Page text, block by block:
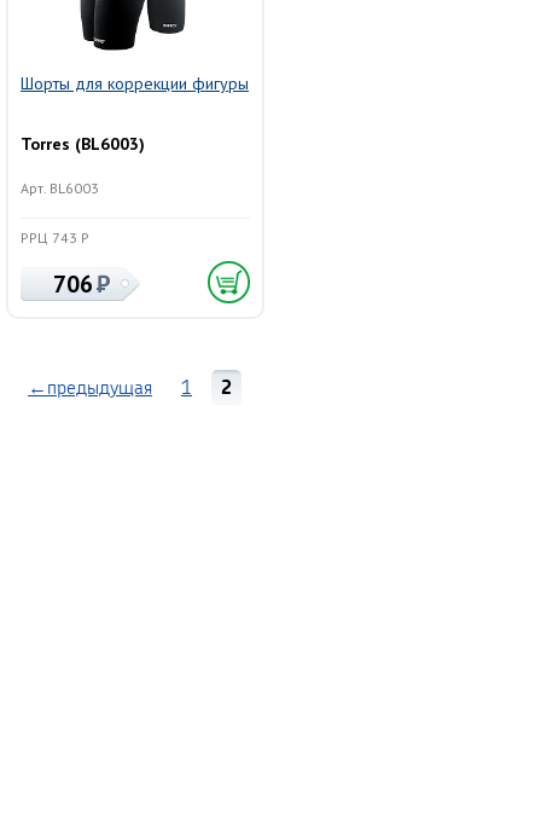
Шорты для коррекции фигуры
Torres (BL6003)
Арт. BL6003
РРЦ 743 Р
706
←предыдущая 1 2